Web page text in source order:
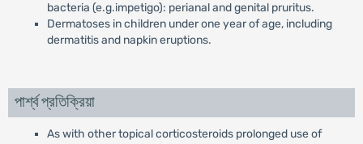
bacteria (e.g.impetigo): perianal and genital pruritus.
Dermatoses in children under one year of age, including
dermatitis and napkin eruptions.
পার্শ্ব প্রতিক্রিয়া
As with other topical corticosteroids prolonged use of